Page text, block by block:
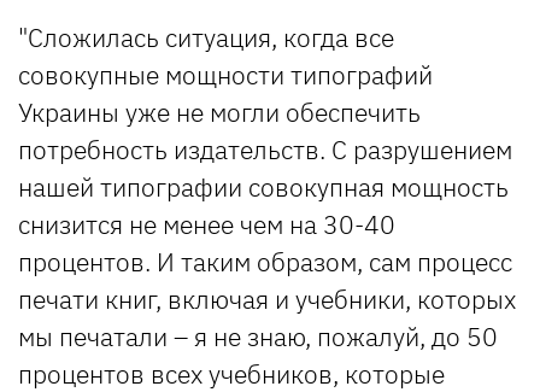
"Сложилась ситуация, когда все
совокупные мощности типографий
Украины уже не могли обеспечить
потребность издательств. С разрушением
нашей типографии совокупная мощность
снизится не менее чем на 30-40
процентов. И таким образом, сам процесс
печати книг, включая и учебники, которых
мы печатали – я не знаю, пожалуй, до 50
процентов всех учебников, которые